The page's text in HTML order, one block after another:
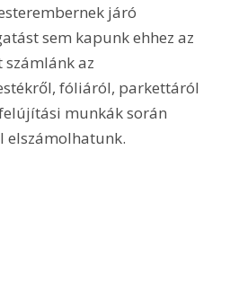
járó
sem kapunk ehhez az
az
fóliáról, parkettáról
munkák során
elszámolhatunk.